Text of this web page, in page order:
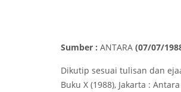
Sumber : ANTARA (07/07/
Dikutip sesuai tulisan dan
Buku X (1988), Jakarta :